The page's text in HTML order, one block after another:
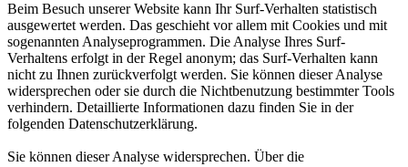
Beim Besuch unserer Website kann Ihr Surf-Verhalten statistisch
ausgewertet werden. Das geschieht vor allem mit Cookies und mit
sogenannten Analyseprogrammen. Die Analyse Ihres Surf-
Verhaltens erfolgt in der Regel anonym; das Surf-Verhalten kann
nicht zu Ihnen zurückverfolgt werden. Sie können dieser Analyse
widersprechen oder sie durch die Nichtbenutzung bestimmter Tools
verhindern. Detaillierte Informationen dazu finden Sie in der
folgenden Datenschutzerklärung.
Sie können dieser Analyse widersprechen. Über die